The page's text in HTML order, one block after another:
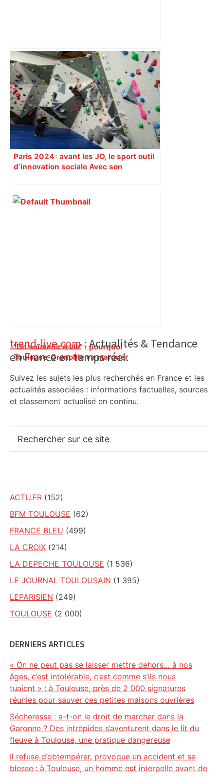
Vous pensiez que c’était comme une
voiture ? La vérité sur les avions qui
reculent – ici.fr
Paris 2024 : avant les JO, le sport outil
d’innovation sociale Avec son
soutient depuis deux ans des
centaines de projets à vocation sociale.
"Un souvenir à vie" : pourquoi
Toulouse-Grenoble va marquer
Actu.fr
Primary
Sidebar
trend-live.com: Actualités & Tendance
en France en temps réel.
Suivez les sujets les plus recherchés en France et les
actualités associées : informations factuelles, sources
et classement actualisé en continu.
sur
ACTU.FR (152)
BFM TOULOUSE (62)
FRANCE BLEU (499)
LA CROIX (214)
LA DEPECHE TOULOUSE (1 536)
LE JOURNAL TOULOUSAIN (1 395)
LEPARISIEN (249)
TOULOUSE (2 000)
DERNIERS ARTICLES
« On ne peut pas se laisser mettre dehors… à nos
âges, c’est intolérable, c’est comme s’ils nous
tuaient » : à Toulouse, près de 2 000 signatures
réunies pour sauver ces petites maisons ouvrières
Sécheresse : a-t-on le droit de marcher dans la
Garonne ? Des intrépides s’aventurent dans le lit du
fleuve à Toulouse, une pratique dangereuse
Il refuse d’obtempérer, provoque un accident et se
blesse : à Toulouse, un homme est interpellé avant de